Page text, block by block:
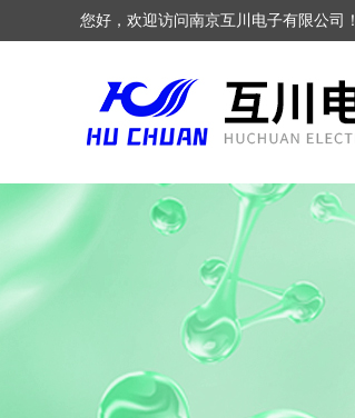
您好，欢迎访问南京互川电子有限公司！